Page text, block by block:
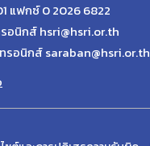
แฟกซ์ 0 2026 6822
นิกส์ hsri@hsri.or.th
อนิกส์ saraban@hsri.or.th